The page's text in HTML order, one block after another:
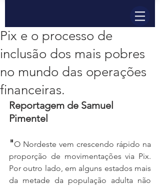
Pix e o processo de
inclusão dos mais pobres
no mundo das operações
financeiras.
Reportagem de Samuel
Pimentel
"O Nordeste vem crescendo rápido na
proporção de movimentações via Pix.
Por outro lado, em alguns estados mais
da metade da população adulta não